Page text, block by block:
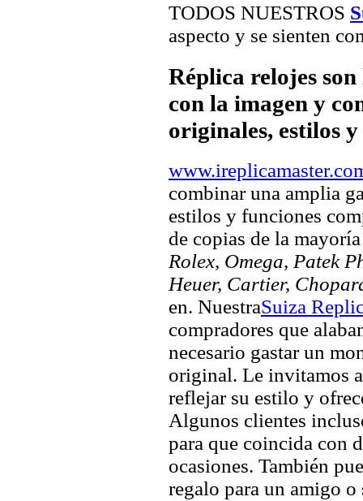
TODOS NUESTROS
aspecto y se sienten
Réplica relojes
con la imagen y
originales, estilos
combinar una amplia
estilos y funciones
de copias de la
Rolex, Omega, Patek
Heuer, Cartier,
en. NuestraSuiza
compradores que
necesario gastar un
original. Le invitamos
reflejar su estilo y
Algunos clientes
para que coincida con
ocasiones. También
regalo para un amigo o